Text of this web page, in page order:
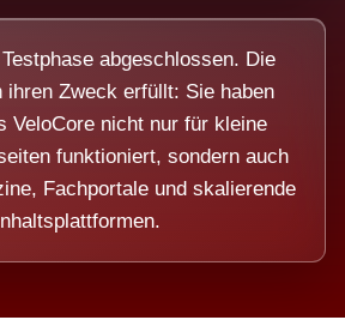
abgeschlossen. Die
ihren Zweck erfüllt: Sie haben
VeloCore nicht nur für kleine
funktioniert, sondern auch
Fachportale und skalierende